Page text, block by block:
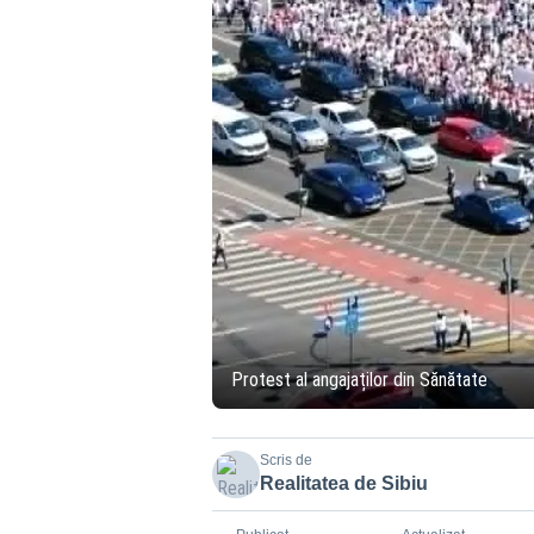
Protest al angajaților din Sănătate
Scris de
Realitatea de Sibiu